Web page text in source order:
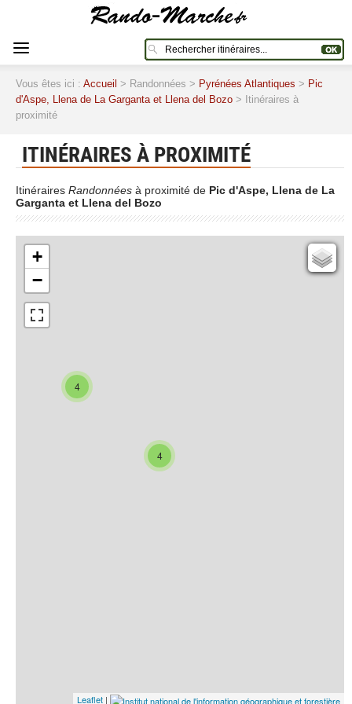
Vous êtes ici : Accueil > Randonnées > Pyrénées Atlantiques > Pic
d'Aspe, Llena de La Garganta et Llena del Bozo > Itinéraires à
proximité
ITINÉRAIRES À PROXIMITÉ
Itinéraires Randonnées à proximité de Pic d'Aspe, Llena de La
Garganta et Llena del Bozo
4
4
+
−
Leaflet |